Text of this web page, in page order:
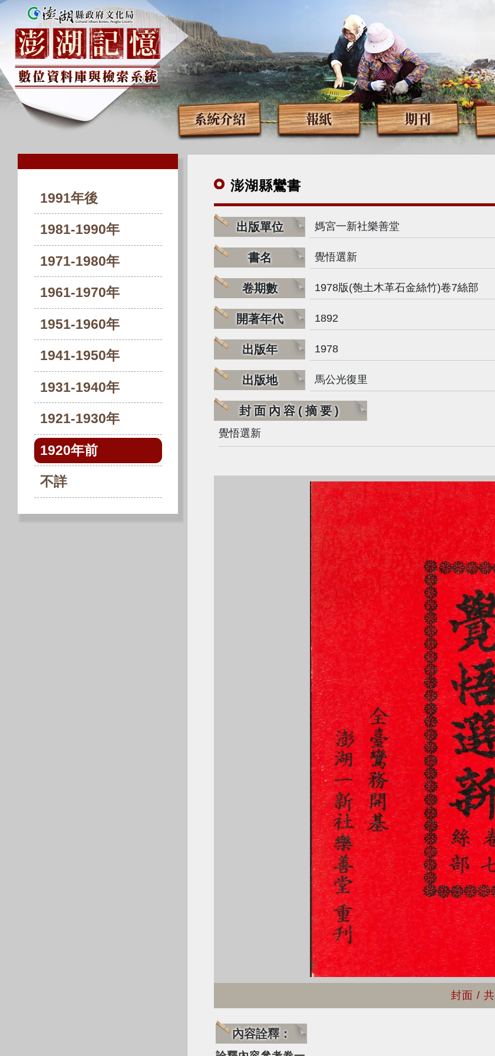
系統介紹 報紙 期刊
1991年後
1981-1990年
1971-1980年
1961-1970年
1951-1960年
1941-1950年
1931-1940年
1921-1930年
1920年前
不詳
澎湖縣鸞書
出版單位 媽宮一新社樂善堂
書名 覺悟選新
卷期數 1978版(匏土木革石金絲竹)卷7絲部
開著年代 1892
出版年 1978
出版地 馬公光復里
封面內容(摘要)
覺悟選新
封面 / 共
內容詮釋：